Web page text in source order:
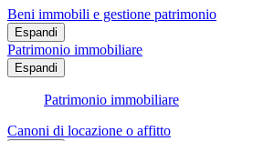
Beni immobili e gestione patrimonio
Espandi
Patrimonio immobiliare
Espandi
Patrimonio immobiliare
Canoni di locazione o affitto